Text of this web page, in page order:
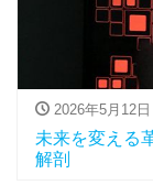
2026年5月12日
未来を変える
解剖